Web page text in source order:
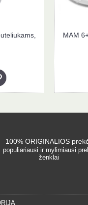
MAM
100% ORIGINALIOS
populiariausi ir mylimiausi
ženklai